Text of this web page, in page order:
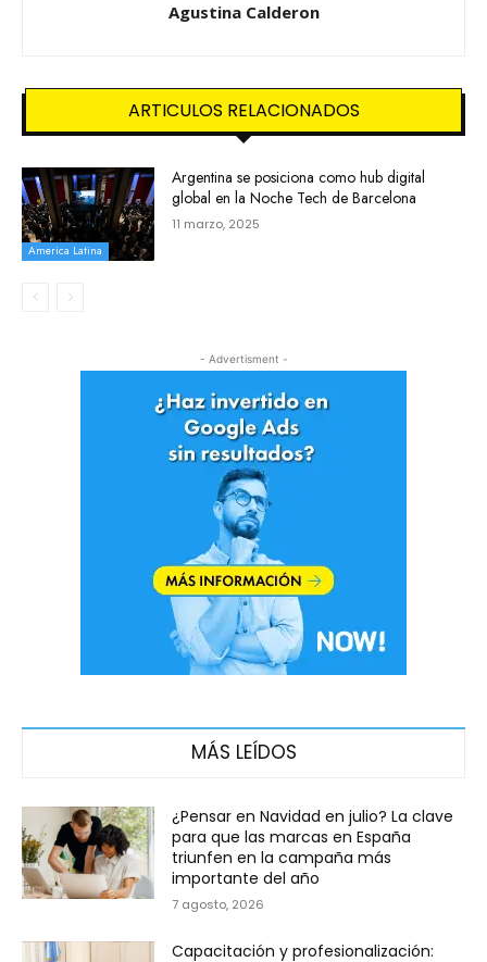
Agustina Calderon
ARTICULOS RELACIONADOS
America Latina
Argentina se posiciona como hub digital
global en la Noche Tech de Barcelona
11 marzo, 2025
- Advertisment -
MÁS LEÍDOS
¿Pensar en Navidad en julio? La clave
para que las marcas en España
triunfen en la campaña más
importante del año
7 agosto, 2026
Capacitación y profesionalización: